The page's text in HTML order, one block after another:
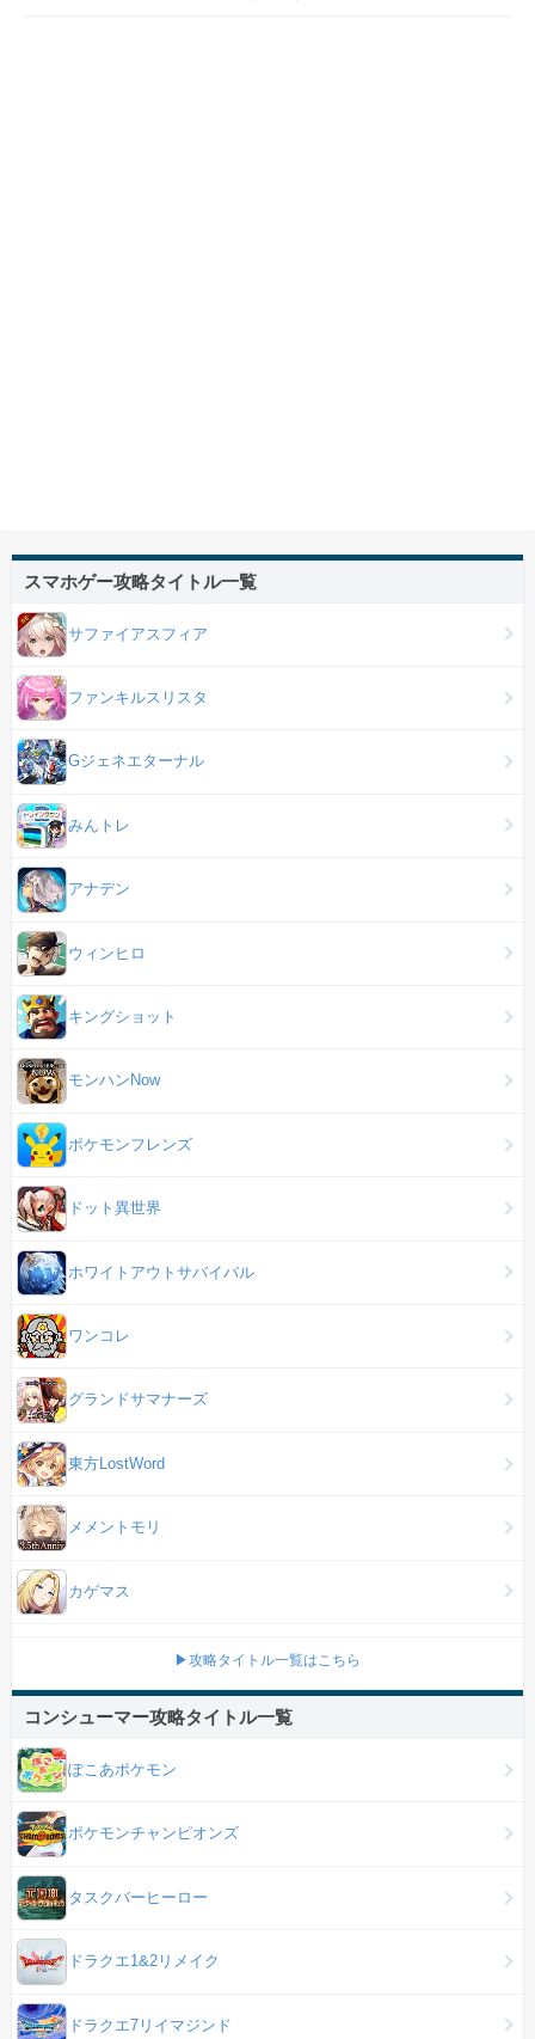
スマホゲー攻略タイトル一覧
サファイアスフィア
ファンキルスリスタ
Gジェネエターナル
みんトレ
アナデン
ウィンヒロ
キングショット
モンハンNow
ポケモンフレンズ
ドット異世界
ホワイトアウトサバイバル
ワンコレ
グランドサマナーズ
東方LostWord
メメントモリ
カゲマス
▶攻略タイトル一覧はこちら
コンシューマー攻略タイトル一覧
ぽこあポケモン
ポケモンチャンピオンズ
タスクバーヒーロー
ドラクエ1&2リメイク
ドラクエ7リイマジンド